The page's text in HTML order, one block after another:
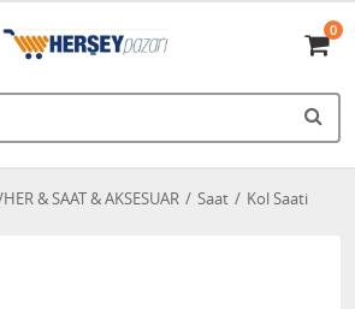
0
& SAAT & AKSESUAR Saat Kol Saati